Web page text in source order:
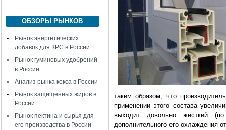
ОБЗОРЫ РЫНКОВ
Рынок энергетических
добавок для КРС в России
Рынок гуминовых удобрений
в России
Анализ рынка кокса в России
Рынок защищенных жиров в
России
Рынок пектина и сырья для
его производства в России
таким образом, что
применении этого состава
выходит довольно жёсткий
дополнительного его охлаждения